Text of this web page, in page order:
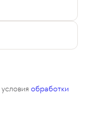
условия обработки